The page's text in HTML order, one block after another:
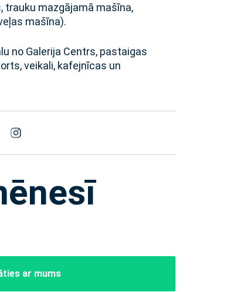
trauku mazgājamā mašīna,
mašīna).
no Galerija Centrs, pastaigas
veikali, kafejnīcas un
ar mums